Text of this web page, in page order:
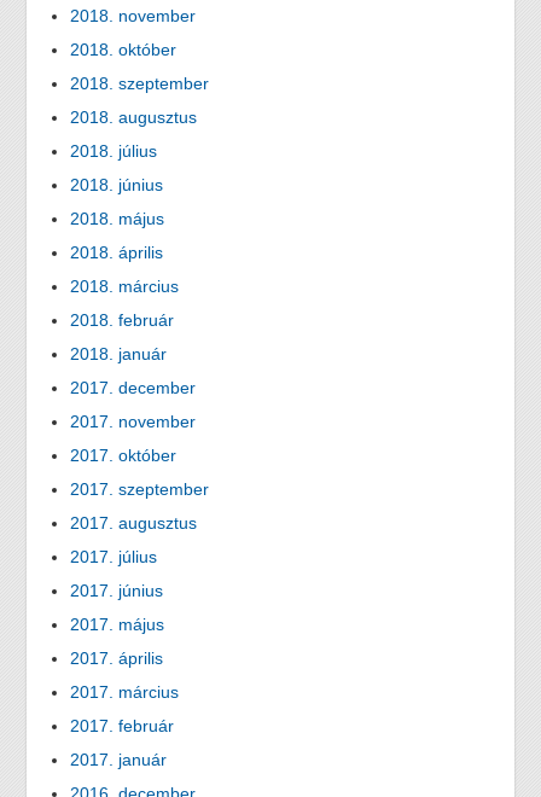
2018. november
2018. október
2018. szeptember
2018. augusztus
2018. július
2018. június
2018. május
2018. április
2018. március
2018. február
2018. január
2017. december
2017. november
2017. október
2017. szeptember
2017. augusztus
2017. július
2017. június
2017. május
2017. április
2017. március
2017. február
2017. január